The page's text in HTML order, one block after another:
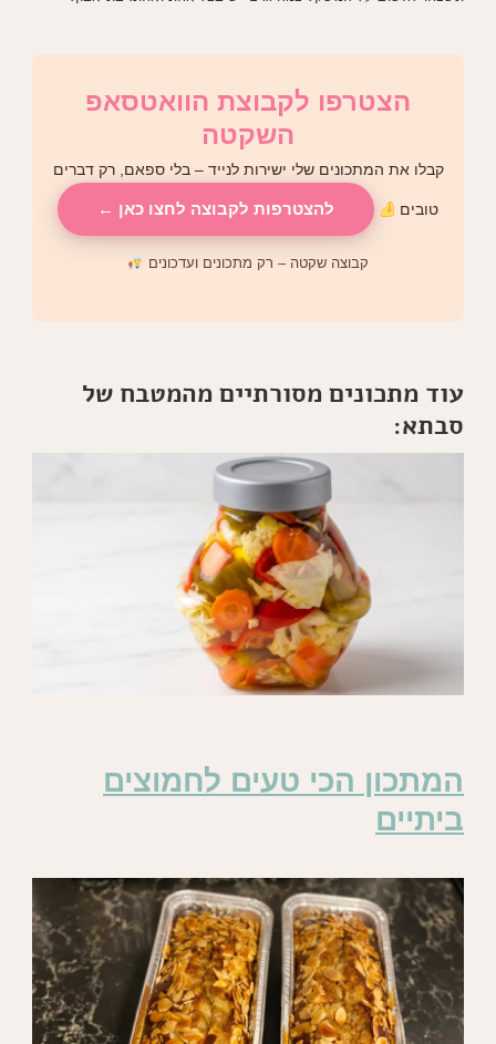
הצטרפו לקבוצת הוואטסאפ
השקטה
קבלו את המתכונים שלי ישירות לנייד – בלי ספאם, רק דברים
טובים להצטרפות לקבוצה לחצו כאן ←
קבוצה שקטה – רק מתכונים ועדכונים
עוד מתכונים מסורתיים מהמטבח של
סבתא:
המתכון הכי טעים לחמוצים
ביתיים